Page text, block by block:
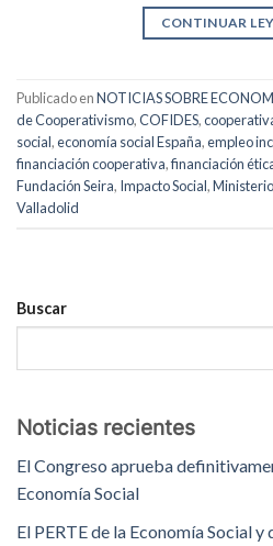
CONTINUAR
Publicado enNOTICIAS SOBRE
de Cooperativismo,COFIDES,
social,economía social España,empleo
financiación cooperativa,financiación
Fundación Seira, Impacto Social,
Valladolid
Buscar
Noticias recientes
El Congreso aprueba
Economía Social
El PERTE de la Economía Social